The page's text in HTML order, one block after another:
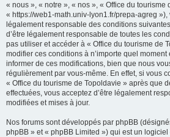
« nous », « notre », « nos », « Office du tourisme
« https://web1-math.univ-lyon1.fr/prepa-agreg »),
légalement responsable des conditions
d’être légalement responsable de toutes les
pas utiliser et accéder à « Office du tourisme de
modifier ces conditions à n’importe quel
informer de ces modifications, bien que nous
régulièrement par vous-même. En effet, si vous
« Office du tourisme de Topoldavie » après que
effectuées, vous acceptez d’être légalement
modifiées et mises à jour.
Nos forums sont développés par phpBB
phpBB » et « phpBB Limited ») qui est un